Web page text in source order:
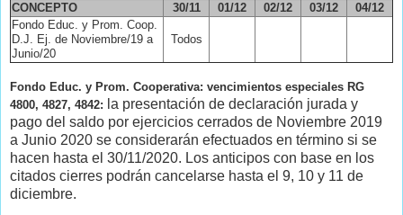
CONCEPTO 30/11 01/12 02/12 03/12
04/12
Fondo Educ. y Prom. Coop.
D.J. Ej. de Noviembre/19 a
Junio/20
Todos
Fondo Educ. y Prom. Cooperativa: vencimientos especiales RG
4800, 4827, 4842: la presentación de declaración jurada y
pago del saldo por ejercicios cerrados de Noviembre 2019
a Junio 2020 se considerarán efectuados en término si se
hacen hasta el 30/11/2020. Los anticipos con base en los
citados cierres podrán cancelarse hasta el 9, 10 y 11 de
diciembre.